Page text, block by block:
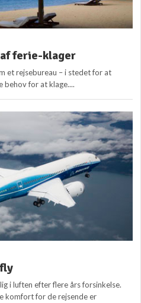
ferie-klager
et rejsebureau – i stedet for at
behov for at klage....
i luften efter flere års forsinkelse.
komfort for de rejsende er